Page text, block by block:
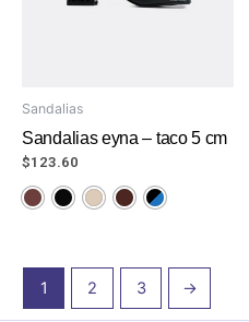
Sandalias
Sandalias eyna – taco 5 cm
$123.60
1 2 3 →